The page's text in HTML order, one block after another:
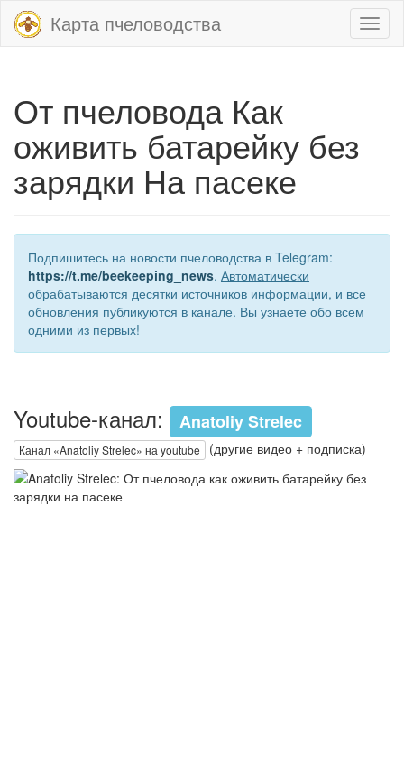
Карта пчеловодства
От пчеловода Как
оживить батарейку без
зарядки На пасеке
Подпишитесь на новости пчеловодства в Telegram:
https://t.me/beekeeping_news. Автоматически
обрабатываются десятки источников информации, и все
обновления публикуются в канале. Вы узнаете обо всем
одними из первых!
Youtube-канал: Anatoliy Strelec
Канал «Anatoliy Strelec» на youtube (другие видео + подписка)